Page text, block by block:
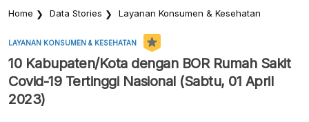
Home Data Stories Layanan Konsumen & Kesehatan
LAYANAN KONSUMEN & KESEHATAN
10 Kabupaten/Kota dengan BOR Rumah Sakit
Covid-19 Tertinggi Nasional (Sabtu, 01 April
2023)